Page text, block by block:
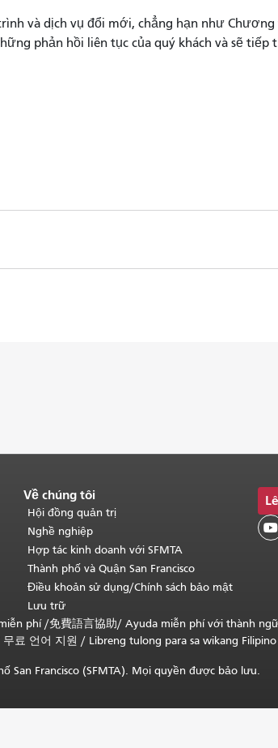
và dịch vụ đổi mới, chẳng hạn như
phản hồi liên tục của quý khách và sẽ
Về chúng tôi
Hội đồng quản trị
Nghề nghiệp
Hợp tác kinh doanh với SFMTA
Thành phố và Quận San Francisco
Điều khoản sử dụng/Chính sách bảo mật
Lưu trữ

phí /免費語言協助/ Ayuda miễn phí với thành
무료 언어 지원 / Libreng tulong para sa wikang Filipino
San Francisco (SFMTA). Mọi quyền được bảo lưu.